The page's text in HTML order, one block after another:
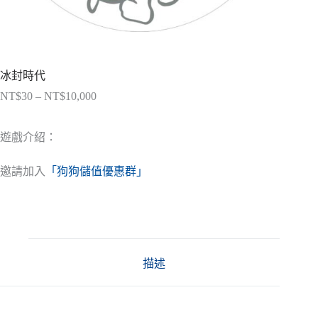
冰封時代
NT$30 – NT$10,000價
NT$30
到
遊戲介紹：
邀請加入 「狗狗儲值優惠群」
描述